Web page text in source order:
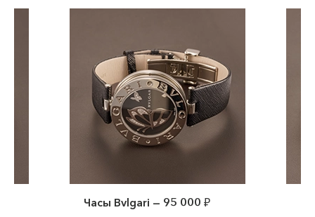
Rolex Datejust — 950 000 ₽